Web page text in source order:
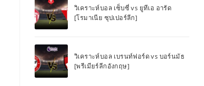
วิเคราะห์บอล เซ็บซี่ vs ยูทีเอ อารัด
[โรมาเนีย ซุปเปอร์ลีก]
วิเคราะห์บอล เบรนท์ฟอร์ด vs บอร์นมัธ
[พรีเมียร์ลีกอังกฤษ]